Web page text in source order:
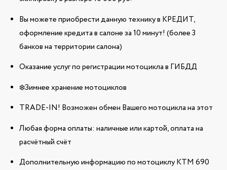
Вы можете приобрести данную технику в КРЕДИТ,
оформление кредита в салоне за 10 минут! (более 3
банков на территории салона)
Оказание услуг по регистрации мотоцикла в ГИБДД
❄️Зимнее хранение мотоциклов
TRADE-IN! Возможен обмен Вашего мотоцикла на этот
Любая форма оплаты: наличные или картой, оплата на
расчётный счёт
Дополнительную информацию по мотоциклу KTM 690